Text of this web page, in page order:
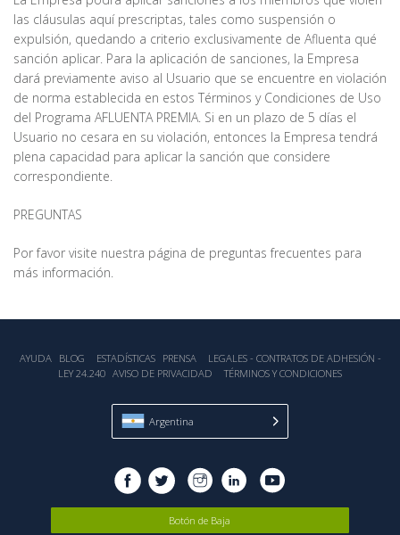
las cláusulas aquí prescriptas, tales como suspensión o
expulsión, quedando a criterio exclusivamente de Afluenta qué
sanción aplicar. Para la aplicación de sanciones, la Empresa
dará previamente aviso al Usuario que se encuentre en violación
de norma establecida en estos Términos y Condiciones de Uso
del Programa AFLUENTA PREMIA. Si en un plazo de 5 días el
Usuario no cesara en su violación, entonces la Empresa tendrá
plena capacidad para aplicar la sanción que considere
correspondiente.
PREGUNTAS
Por favor visite nuestra página de preguntas frecuentes para
más información.
AYUDA BLOG ESTADÍSTICA‎S PRENSA
LEGALES - CONTRATOS DE ADHESIÓN -
LEY 24.240 AVISO DE PRIVACIDAD TÉRMINOS Y CONDICIONES
Argentina
Botón de Baja